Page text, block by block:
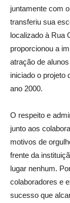
juntamente com
transferiu sua
localizado à Rua
proporcionou a
atração de
iniciado o projeto
ano 2000.
O respeito e
junto aos
motivos de
frente da
lugar nenhum.
colaboradores e
sucesso que